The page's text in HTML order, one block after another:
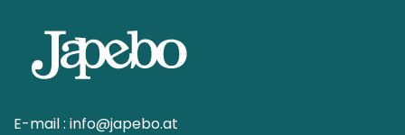
E-mail : info@japebo.at